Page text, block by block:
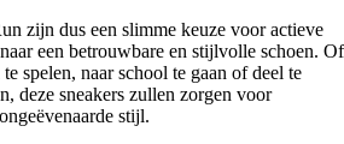
zijn dus een slimme keuze voor actieve
een betrouwbare en stijlvolle schoen. Of
spelen, naar school te gaan of deel te
deze sneakers zullen zorgen voor
stijl.